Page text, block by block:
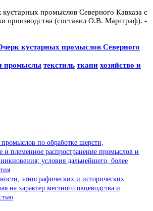
кустарных промыслов Северного Кавказа с
производства (составил О.В. Маргграф). -
кустарных промыслов Северного
промыслы текстиль ткани хозяйство и
по обработке шерсти,
и племенное распространение промыслов и
условия дальнейшего, более
этнографических и исторических
на характер местного овцеводства и